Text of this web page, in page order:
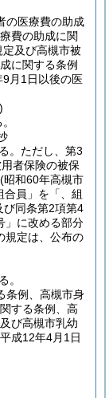
の医療費の助成
費の助成に関
及び高槻市被
に関する条例
月1日以後の医
。 ただし、第3
者保険の被保
(昭和60年高槻市
合員」を「、組
び同条第2項第4
」に改める部分
規定は、公布の
。
条例、高槻市身
する条例、高
び高槻市乳幼
成12年4月1日